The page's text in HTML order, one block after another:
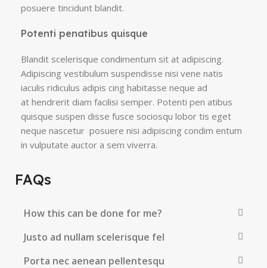
posuere tincidunt blandit.
Potenti penatibus quisque
Blandit scelerisque condimentum sit at adipiscing.
Adipiscing vestibulum suspendisse nisi vene natis
iaculis ridiculus adipis cing habitasse neque ad
at hendrerit diam facilisi semper. Potenti pen atibus
quisque suspen disse fusce sociosqu lobor tis eget
neque nascetur posuere nisi adipiscing condim entum
in vulputate auctor a sem viverra.
FAQs
How this can be done for me?
Justo ad nullam scelerisque fel
Porta nec aenean pellentesqu